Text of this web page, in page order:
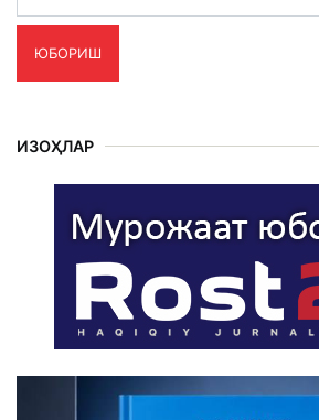
ЮБОРИШ
ИЗОҲЛАР